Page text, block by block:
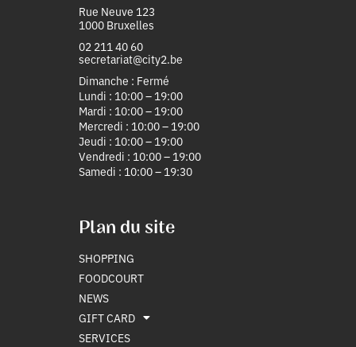
Rue Neuve 123
1000 Bruxelles
02 211 40 60
secretariat@city2.be
Dimanche : Fermé
Lundi : 10:00 – 19:00
Mardi : 10:00 – 19:00
Mercredi : 10:00 – 19:00
Jeudi : 10:00 – 19:00
Vendredi : 10:00 – 19:00
Samedi : 10:00 – 19:30
Plan du site
SHOPPING
FOODCOURT
NEWS
GIFT CARD
SERVICES